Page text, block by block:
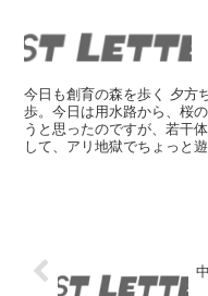
今日も創育の森を歩く 夕方
歩。今日は用水路から、桜
うと思ったのですが、若干
して、アリ地獄でちょっと